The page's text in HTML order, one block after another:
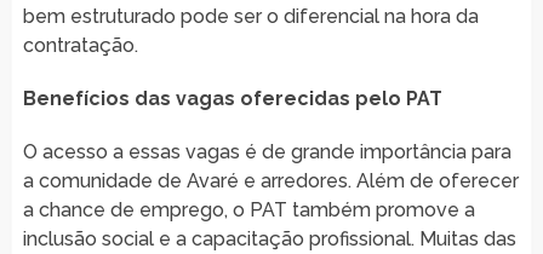
bem estruturado pode ser o diferencial na hora da
contratação.
Benefícios das vagas oferecidas pelo PAT
O acesso a essas vagas é de grande importância para
a comunidade de Avaré e arredores. Além de oferecer
a chance de emprego, o PAT também promove a
inclusão social e a capacitação profissional. Muitas das